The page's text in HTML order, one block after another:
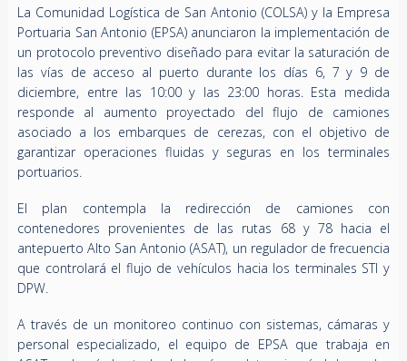
La Comunidad Logística de San Antonio (COLSA) y la Empresa
Portuaria San Antonio (EPSA) anunciaron la implementación de
un protocolo preventivo diseñado para evitar la saturación de
las vías de acceso al puerto durante los días 6, 7 y 9 de
diciembre, entre las 10:00 y las 23:00 horas. Esta medida
responde al aumento proyectado del flujo de camiones
asociado a los embarques de cerezas, con el objetivo de
garantizar operaciones fluidas y seguras en los terminales
portuarios.
El plan contempla la redirección de camiones con
contenedores provenientes de las rutas 68 y 78 hacia el
antepuerto Alto San Antonio (ASAT), un regulador de frecuencia
que controlará el flujo de vehículos hacia los terminales STI y
DPW.
A través de un monitoreo continuo con sistemas, cámaras y
personal especializado, el equipo de EPSA que trabaja en